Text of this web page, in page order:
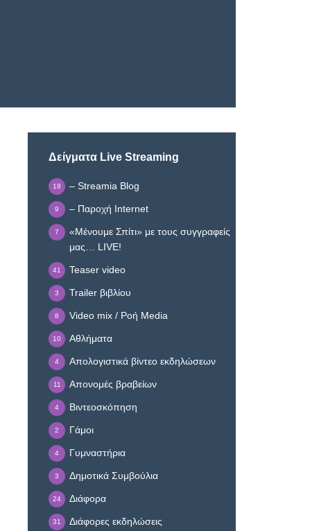
Δείγματα Live Streaming
– Streamia Blog
18
– Παροχή Internet
9
«Μένουμε Σπίτι» με τους συγγραφείς
μας… LIVE!
7
Teaser video
41
Trailer βιβλίου
3
Video mix / Ροή Media
8
Αθλήματα
10
Απολογιστικά βίντεο εκδηλώσεων
4
Απονομές βραβείων
11
Βιντεοσκόπηση
4
Γάμοι
2
Γυμναστήρια
4
Δημοτικά Συμβούλια
3
Διάφορα
24
Διάφορες εκδηλώσεις
31